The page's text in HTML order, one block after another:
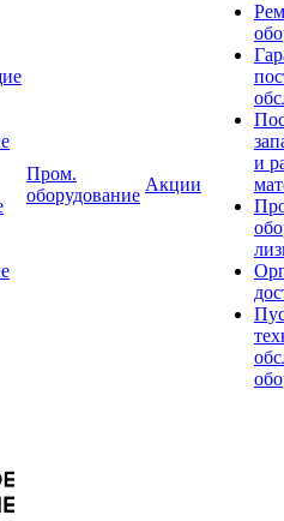
Пром.
оборудование
Акции
и